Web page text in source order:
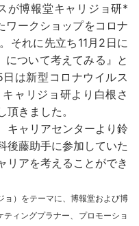
が博報堂キャリジョ研*
ワークショップをコロナ
それに先立ち11月2日に
ついて考えてみる』と
は新型コロナウイルス
ャリジョ研より白根さ
きました。
キャリアセンターより鈴
後藤助手に参加していた
リアを考えることができ
）をテーマに、博報堂および博
ィングプラナー、プロモーショ